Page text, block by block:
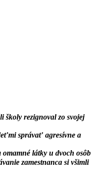
rezignoval zo svojej
správať agresívne a
látky u dvoch osôb
zamestnanca si všimli